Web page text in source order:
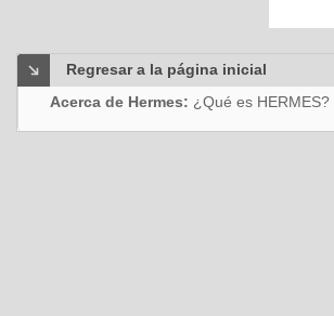
Regresar a la página inicial
Acerca de Hermes: ¿Qué es HERMES?